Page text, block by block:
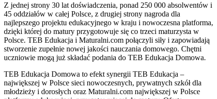
Z jednej strony 30 lat doświadczenia, ponad 250 000 absolwentów i
45 oddziałów w całej Polsce, z drugiej strony nagroda dla
najlepszego projektu edukacyjnego w kraju i nowoczesna platforma,
dzięki której do matury przygotowuje się co trzeci maturzysta w
Polsce. TEB Edukacja i Maturalni.com połączyli siły i zapowiadają
stworzenie zupełnie nowej jakości nauczania domowego. Chętni
uczniowie mogą już składać podania do TEB Edukacja Domowa.
TEB Edukacja Domowa to efekt synergii TEB Edukacja –
największej w Polsce sieci nowoczesnych, prywatnych szkół dla
młodzieży i dorosłych oraz Maturalni.com największej w Polsce